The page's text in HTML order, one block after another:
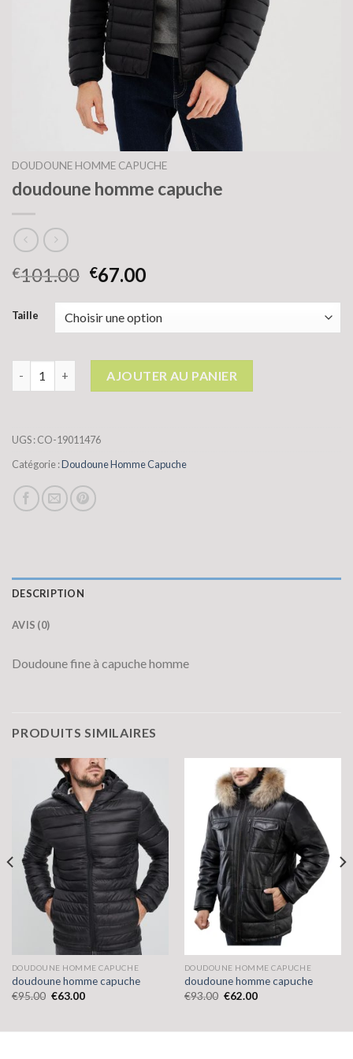
DOUDOUNE HOMME CAPUCHE
doudoune homme capuche
€101.00 €67.00
Taille
AJOUTER AU PANIER
UGS :CO-19011476
Catégorie :Doudoune Homme Capuche
DESCRIPTION
AVIS (0)
Doudoune fine à capuche homme
PRODUITS SIMILAIRES
DOUDOUNE HOMME CAPUCHE
doudoune homme capuche
€95.00 €63.00
DOUDOUNE HOMME CAPUCHE
doudoune homme capuche
€93.00 €62.00